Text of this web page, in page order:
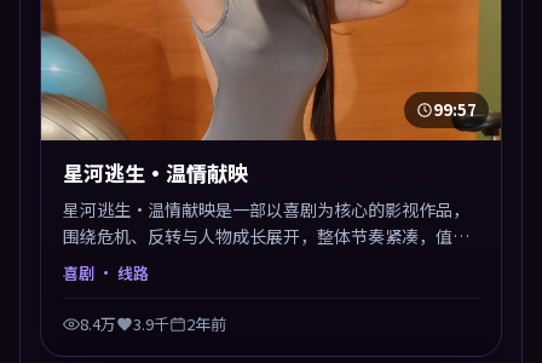
99:57
星河逃生·温情献映
星河逃生·温情献映是一部以喜剧为核心的影视作品，
围绕危机、反转与人物成长展开，整体节奏紧凑，值得
推荐观看。
喜剧 · 线路
8.4万 3.9千 2年前